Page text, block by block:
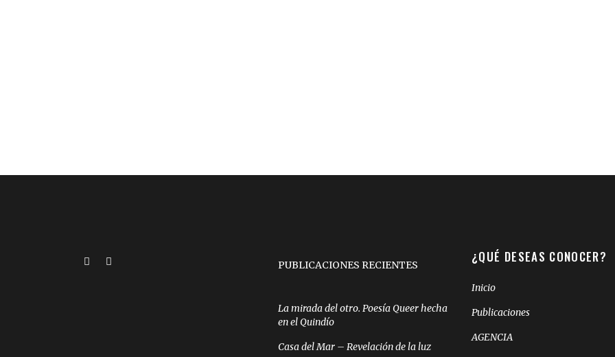
PUBLICACIONES RECIENTES
La mirada del otro. Poesía Queer hecha
en el Quindío
Casa del Mar – Revelación de la luz
¿QUÉ DESEAS CONOCER?
Inicio
Publicaciones
AGENCIA